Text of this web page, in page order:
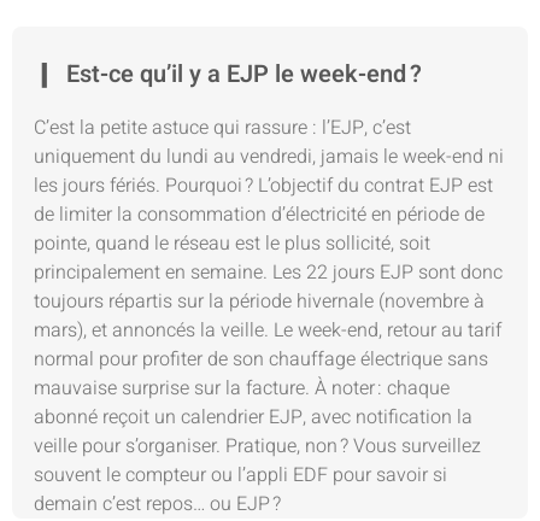
Est-ce qu’il y a EJP le week-end ?
C’est la petite astuce qui rassure : l’EJP, c’est
uniquement du lundi au vendredi, jamais le week-end ni
les jours fériés. Pourquoi ? L’objectif du contrat EJP est
de limiter la consommation d’électricité en période de
pointe, quand le réseau est le plus sollicité, soit
principalement en semaine. Les 22 jours EJP sont donc
toujours répartis sur la période hivernale (novembre à
mars), et annoncés la veille. Le week-end, retour au tarif
normal pour profiter de son chauffage électrique sans
mauvaise surprise sur la facture. À noter : chaque
abonné reçoit un calendrier EJP, avec notification la
veille pour s’organiser. Pratique, non ? Vous surveillez
souvent le compteur ou l’appli EDF pour savoir si
demain c’est repos… ou EJP ?